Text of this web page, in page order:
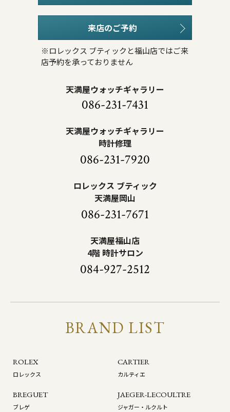
来店のご予約
※ロレックス ブティックと福山店ではご来
店予約を承っておりません
天満屋ウォッチギャラリー
086-231-7431
天満屋ウォッチギャラリー
時計修理
086-231-7920
ロレックス ブティック
天満屋岡山
086-231-7671
天満屋福山店
4階 時計サロン
084-927-2512
BRAND LIST
ROLEX
ロレックス
CARTIER
カルティエ
BREGUET
ブレゲ
JAEGER-LECOULTRE
ジャガー・ルクルト